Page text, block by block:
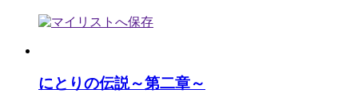
にとりの伝説～第二章～